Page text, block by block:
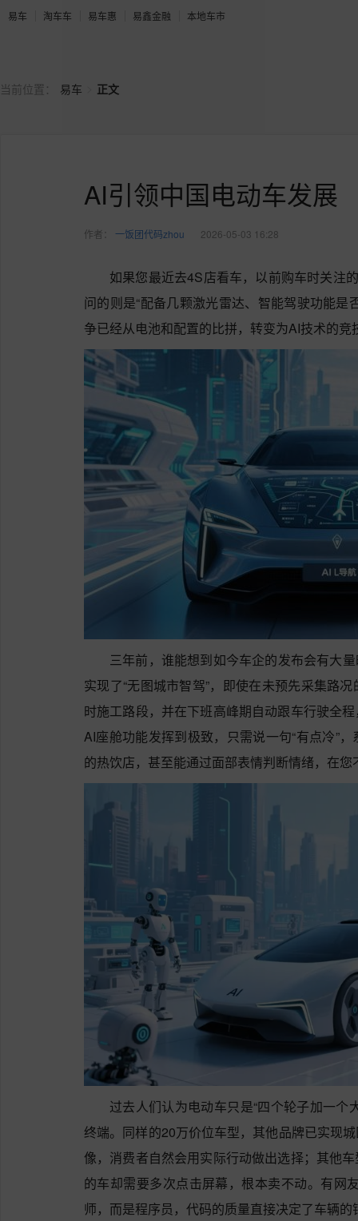
易车 淘车车 易车惠 易鑫金融 本地车市
当前位置： 易车 正文
AI引领中国电动车发展
作者： 一饭团代码zhou 2026-05-03 16:28
如果您最近去4S店看车，以前购车时关注
问的则是“配备几颗激光雷达、智能驾驶功能
争已经从电池和配置的比拼，转变为AI技术的竞
三年前，谁能想到如今车企的发布会有大
实现了“无图城市智驾”，即使在未预先采集路
时施工路段，并在下班高峰期自动跟车行驶全
AI座舱功能发挥到极致，只需说一句“有点冷”
的热饮店，甚至能通过面部表情判断情绪，在
过去人们认为电动车只是“四个轮子加一个
终端。同样的20万价位车型，其他品牌已实现
像，消费者自然会用实际行动做出选择；其他
的车却需要多次点击屏幕，根本卖不动。有网
师，而是程序员，代码的质量直接决定了车辆的